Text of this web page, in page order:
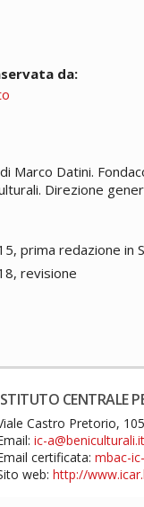
da:
Marco Datini.
Direzione
prima redazione in
revisione
CENTRALE
Castro Pretorio,
ic-a@beniculturali.it
certificata:mbac-
web:http://